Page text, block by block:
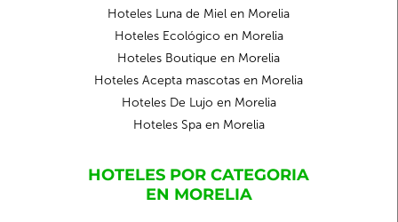
Hoteles Luna de Miel en Morelia
Hoteles Ecológico en Morelia
Hoteles Boutique en Morelia
Hoteles Acepta mascotas en Morelia
Hoteles De Lujo en Morelia
Hoteles Spa en Morelia
HOTELES POR CATEGORIA
EN MORELIA